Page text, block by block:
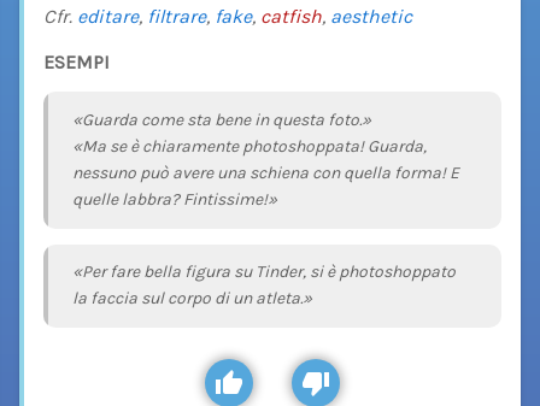
Cfr. editare, filtrare, fake, catfish, aesthetic
ESEMPI
«Guarda come sta bene in questa foto.»
«Ma se è chiaramente photoshoppata! Guarda,
nessuno può avere una schiena con quella forma! E
quelle labbra? Fintissime!»
«Per fare bella figura su Tinder, si è photoshoppato
la faccia sul corpo di un atleta.»